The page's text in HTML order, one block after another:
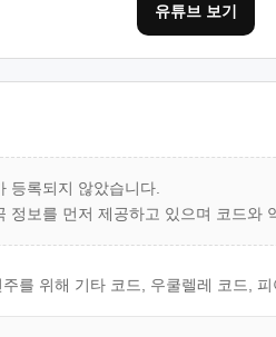
유튜브 보기
등록되지 않았습니다.
정보를 먼저 제공하고 있으며 코드와
를 위해 기타 코드, 우쿨렐레 코드,